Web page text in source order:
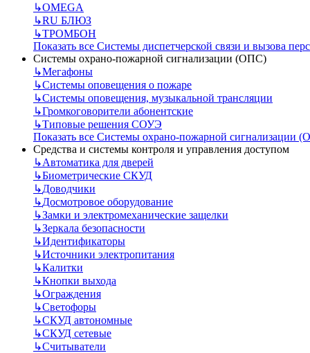
↳OMEGA
↳RU БЛЮЗ
↳ТРОМБОН
Показать все Системы диспетчерской связи и вызова
Системы охрано-пожарной сигнализации (ОПС)
↳Мегафоны
↳Системы оповещения о пожаре
↳Системы оповещения, музыкальной трансляции
↳Громкоговорители абонентские
↳Типовые решения СОУЭ
Показать все Системы охрано-пожарной сигнализации
Средства и системы контроля и управления доступом
↳Автоматика для дверей
↳Биометрические СКУД
↳Доводчики
↳Досмотровое оборудование
↳Замки и электромеханические защелки
↳Зеркала безопасности
↳Идентификаторы
↳Источники электропитания
↳Калитки
↳Кнопки выхода
↳Ограждения
↳Светофоры
↳СКУД автономные
↳СКУД сетевые
↳Считыватели